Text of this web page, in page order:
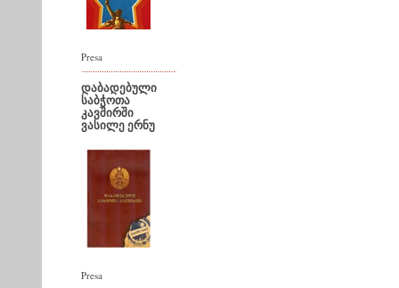
Presa
დაბადებული
საბჭოთა
კავშირში
ვასილე ერნუ
Presa